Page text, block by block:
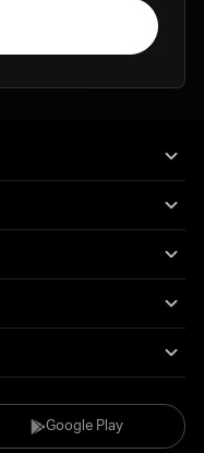
Google Play